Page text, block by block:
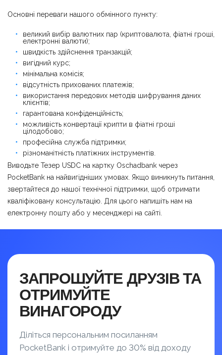
Основні переваги нашого обмінного пункту:
великий вибір валютних пар (криптовалюта, фіатні гроші,
електронні валюти);
швидкість здійснення транзакцій;
вигідний курс;
мінімальна комісія;
відсутність прихованих платежів;
використання передових методів шифрування даних
клієнтів;
гарантована конфіденційність;
можливість конвертації крипти в фіатні гроші
цілодобово;
професійна служба підтримки;
різноманітність платіжних інструментів.
Виводьте Тезер USDC на картку Оschadbank через
PocketBank на найвигідніших умовах. Якщо виникнуть питання,
звертайтеся до нашої технічної підтримки, щоб отримати
кваліфіковану консультацію. Для цього напишіть нам на
електронну пошту або у месенджері на сайті.
ЗАПРОШУЙТЕ ДРУЗІВ ТА
ОТРИМУЙТЕ
ВИНАГОРОДУ
Діліться персональним посиланням
PocketBank і отримуйте до 30% від доходу